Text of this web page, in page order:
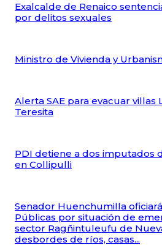
Exalcalde de Renaico
por delitos sexuales
Ministro de Vivienda y
Alerta SAE para evacuar villas
Teresita
PDI detiene a dos imputados
en Collipulli
Senador Huenchumilla
Públicas por situación de
sector Ragñintuleufu de
desbordes de ríos, casas...